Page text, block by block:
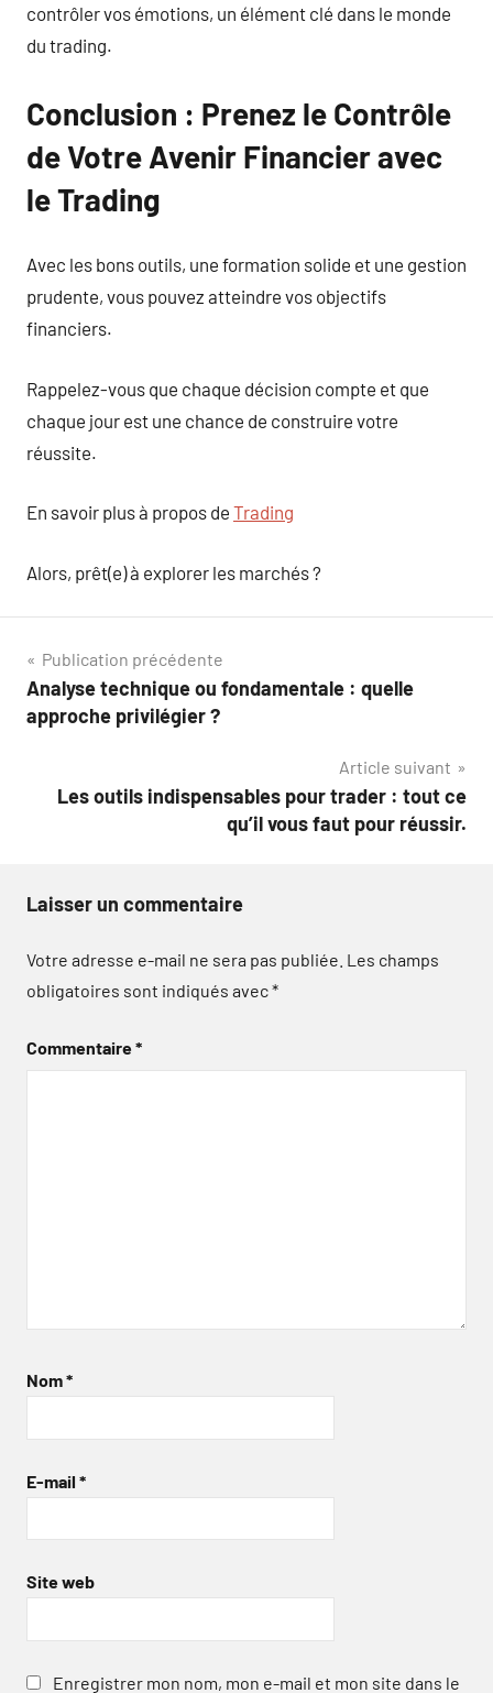
contrôler vos émotions, un élément clé dans le monde
du trading.
Conclusion : Prenez le Contrôle
de Votre Avenir Financier avec
le Trading
Avec les bons outils, une formation solide et une gestion
prudente, vous pouvez atteindre vos objectifs
financiers.
Rappelez-vous que chaque décision compte et que
chaque jour est une chance de construire votre
réussite.
En savoir plus à propos de Trading
Alors, prêt(e) à explorer les marchés ?
Navigation
de
Publication précédente
Analyse technique ou fondamentale : quelle
approche privilégier ?
Article suivant
Les outils indispensables pour trader : tout ce
qu’il vous faut pour réussir.
Laisser un commentaire
Votre adresse e-mail ne sera pas publiée. Les champs
obligatoires sont indiqués avec*
Commentaire*
Nom*
E-mail *
Site web
Enregistrer mon nom, mon e-mail et mon site dans le